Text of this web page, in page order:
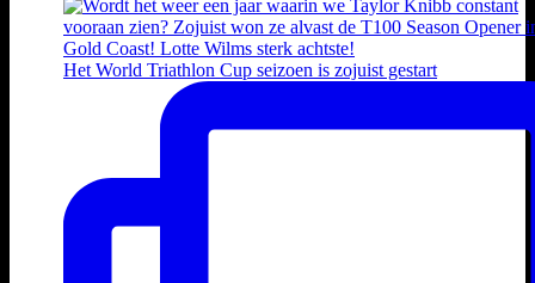
Het World Triathlon Cup seizoen is zojuist gestart